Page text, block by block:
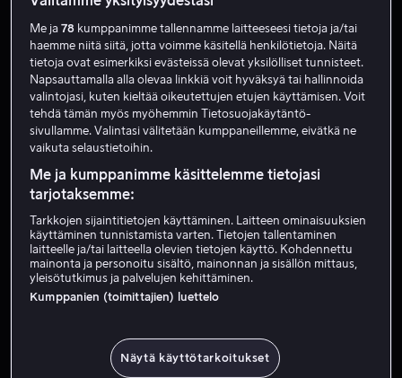
Brendan Fraser
Tuotannonjohtaja Näyttelijä Vieras
Alk. 4,99 € Alk. 3,99 €
Me ja78 kumppanimme tallennamme laitteeseesi tietoja ja/tai
haemme niitä siitä, jotta voimme käsitellä henkilötietoja. Näitä
tietoja ovat esimerkiksi evästeissä olevat yksilölliset tunnisteet.
Napsauttamalla alla olevaa linkkiä voit hyväksyä tai hallinnoida
valintojasi, kuten kieltää oikeutettujen etujen käyttämisen. Voit
tehdä tämän myös myöhemmin Tietosuojakäytäntö-
sivullamme. Valintasi välitetään kumppaneillemme, eivätkä ne
vaikuta selaustietoihin.
Me ja kumppanimme käsittelemme tietojasi
tarjotaksemme:
Tarkkojen sijaintitietojen käyttäminen. Laitteen ominaisuuksien
käyttäminen tunnistamista varten. Tietojen tallentaminen
laitteelle ja/tai laitteella olevien tietojen käyttö. Kohdennettu
mainonta ja personoitu sisältö, mainonnan ja sisällön mittaus,
yleisötutkimus ja palvelujen kehittäminen.
Kumppanien (toimittajien) luettelo
Näytä käyttötarkoitukset